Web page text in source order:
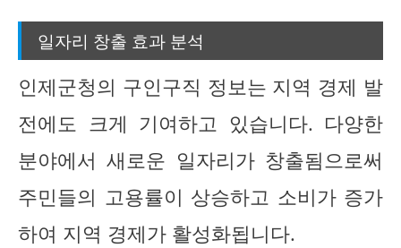
일자리 창출 효과 분석
인제군청의 구인구직 정보는 지역 경제 발
전에도 크게 기여하고 있습니다. 다양한
분야에서 새로운 일자리가 창출됨으로써
주민들의 고용률이 상승하고 소비가 증가
하여 지역 경제가 활성화됩니다.